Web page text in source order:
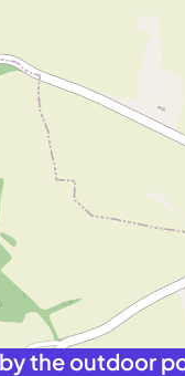
the outdoor